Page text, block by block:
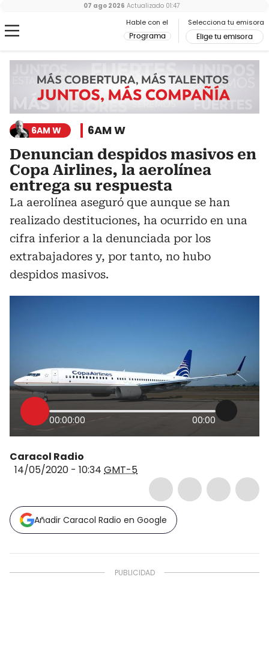
Hable con el
Programa
Selecciona tu emisora
Elige tu emisora
07 ago 2026 Actualizado 01:47
6AM W 6AM W
Denuncian despidos masivos en
Copa Airlines, la aerolínea
entrega su respuesta
La aerolínea aseguró que aunque se han
realizado destituciones, ha ocurrido en una
cifra inferior a la denunciada por los
extrabajadores y, por tanto, no hubo
despidos masivos.
00:00:00 00:00
Caracol Radio
14/05/2020 - 10:34 GMT-5
Añadir Caracol Radio en Google